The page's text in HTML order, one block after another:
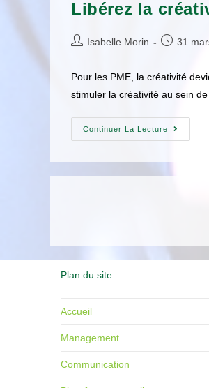
Libérez la
Isabelle Morin 31
Pour les PME, la créativité
stimuler la créativité au sein
Continuer La Lecture
Plan du site :
Accueil
Management
Communication